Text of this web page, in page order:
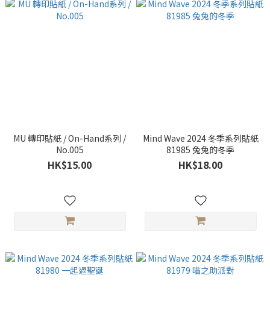
MU 轉印貼紙 / On-Hand系列 /
No.005
HK$15.00
Mind Wave 2024 冬季系列貼紙
81985 兔兔的冬季
HK$18.00